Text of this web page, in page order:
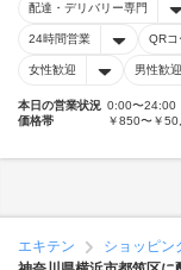
配達・デリバリー専門
24時間営業 QRコ
女性歓迎 男性歓迎
本日の営業状況 0:00〜24:00
価格帯
￥850〜￥
エキテン ショッピン